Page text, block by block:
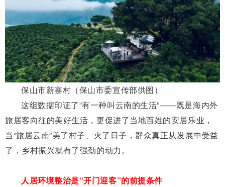
保山市新寨村（保山市委宣传部供图）
这组数据印证了“有一种叫云南的生活”——既是海内外
旅居客向往的美好生活，更促进了当地百姓的安居乐业，
当“旅居云南”美了村子、火了日子，群众真正从发展中受益
了，乡村振兴就有了强劲的动力。
人居环境整治是“开门迎客”的前提条件